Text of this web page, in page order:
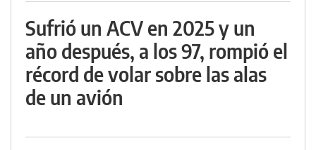
Sufrió un ACV en 2025 y un
año después, a los 97, rompió el
récord de volar sobre las alas
de un avión